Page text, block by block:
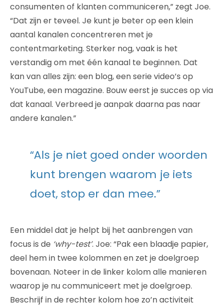
consumenten of klanten communiceren,” zegt Joe.
“Dat zijn er teveel. Je kunt je beter op een klein
aantal kanalen concentreren met je
contentmarketing. Sterker nog, vaak is het
verstandig om met één kanaal te beginnen. Dat
kan van alles zijn: een blog, een serie video’s op
YouTube, een magazine. Bouw eerst je succes op via
dat kanaal. Verbreed je aanpak daarna pas naar
andere kanalen.”
“Als je niet goed onder woorden
kunt brengen waarom je iets
doet, stop er dan mee.”
Een middel dat je helpt bij het aanbrengen van
focus is de ‘why-test’. Joe: “Pak een blaadje papier,
deel hem in twee kolommen en zet je doelgroep
bovenaan. Noteer in de linker kolom alle manieren
waarop je nu communiceert met je doelgroep.
Beschrijf in de rechter kolom hoe zo’n activiteit